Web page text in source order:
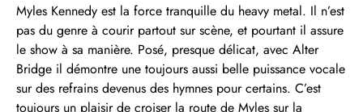
Myles Kennedy est la force tranquille du heavy metal. Il n’est
pas du genre à courir partout sur scène, et pourtant il assure
le show à sa manière. Posé, presque délicat, avec Alter
Bridge il démontre une toujours aussi belle puissance vocale
sur des refrains devenus des hymnes pour certains. C’est
toujours un plaisir de croiser la route de Myles sur la